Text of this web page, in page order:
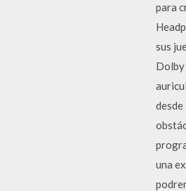
para
sus
Dolby
una